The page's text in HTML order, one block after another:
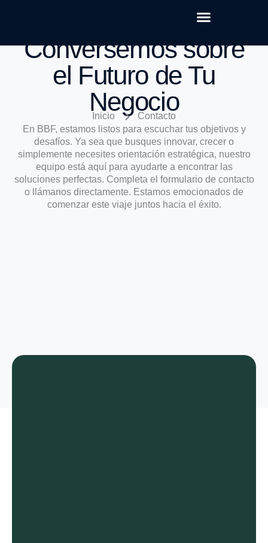
Conversemos sobre
el Futuro de Tu
Negocio
Inicio
Contacto
En BBF, estamos listos para escuchar tus objetivos y
desafíos. Ya sea que busques innovar, crecer o
simplemente necesites orientación estratégica, nuestro
equipo está aquí para ayudarte a encontrar las
soluciones perfectas. Completa el formulario de contacto
o llámanos directamente. Estamos emocionados de
comenzar este viaje juntos hacia el éxito.